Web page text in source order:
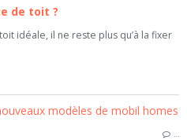
de toit ?
idéale, il ne reste plus qu’à la fixer
…